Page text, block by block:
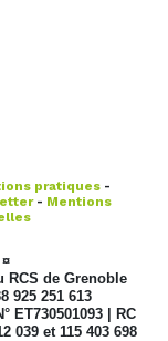
pratiques -
- Mentions
RCS de Grenoble
925 251 613
ET730501093 | RC
039 et 115 403 698